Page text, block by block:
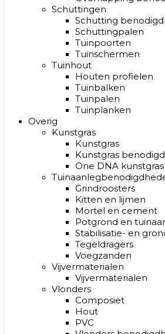
Schuttingen
Schutting
Schuttingpalen
Tuinpoorten
Tuinschermen
Tuinhout
Houten profielen
Tuinbalken
Tuinpalen
Tuinplanken
Overig
Kunstgras
Kunstgras
Kunstgras
One DNA kunstgras
Grindroosters
Kitten en lijmen
Mortel en cement
Potgrond en
Stabilisatie- en
Tegeldragers
Voegzanden
Vijvermaterialen
Vijvermaterialen
Vlonders
Composiet
Hout
PVC